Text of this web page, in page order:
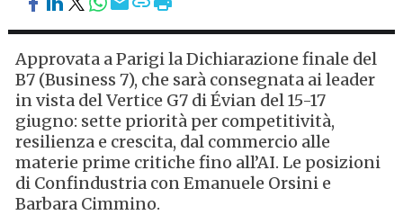
Approvata a Parigi la Dichiarazione finale del
B7 (Business 7), che sarà consegnata ai leader
in vista del Vertice G7 di Évian del 15-17
giugno: sette priorità per competitività,
resilienza e crescita, dal commercio alle
materie prime critiche fino all’AI. Le posizioni
di Confindustria con Emanuele Orsini e
Barbara Cimmino.